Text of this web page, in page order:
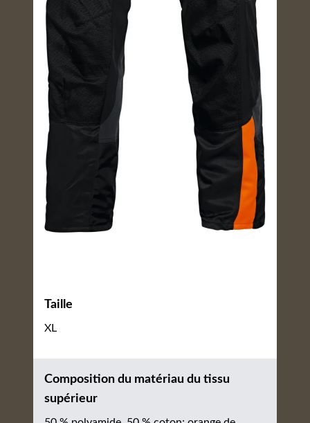
Taille
XL
Composition du matériau du tissu
supérieur